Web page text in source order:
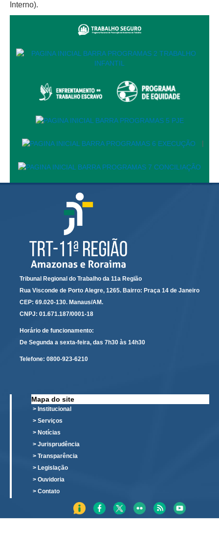
no Âmbito do TRT11
Comitê de Equidade de Raça, Gênero e Diversidade
Comissão de Justiça Itinerante
Automação e IA
Governança
Governança de TI
Governança das Contratações Obras
Rede de Governança Colaborativa
Gestão de Riscos
Laboratório de Inovação
Assessoria de Governança de Gestão de Pessoas
Sites Institucionais
Centro de Memória
Educação a distância
Responsabilidade Socioambiental
Comissão Permanente de Acessibilidade e Inclusão
Coordenadoria de Saúde
Serviços
Ação Trabalhista (Atermação)
Atermação On-line - Interior de Roraima
Atermação On-line - Interior do Amazonas
Agendamento de Reclamação Verbal
Interno).
|
Tribunal Regional do Trabalho da 11a Região
Rua Visconde de Porto Alegre, 1265. Bairro: Praça 14 de Janeiro
CEP: 69.020-130. Manaus/AM.
CNPJ: 01.671.187/0001-18
Horário de funcionamento:
De Segunda a sexta-feira, das 7h30 às 14h30
Telefone: 0800-923-6210
Mapa do site
> Institucional
> Serviços
> Notícias
> Jurisprudência
> Transparência
> Legislação
> Ouvidoria
> Contato